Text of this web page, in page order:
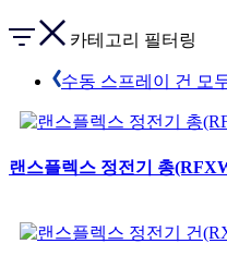
카테고리 필터링
수동 스프레이 건 모
랜스플렉스 정전기 총